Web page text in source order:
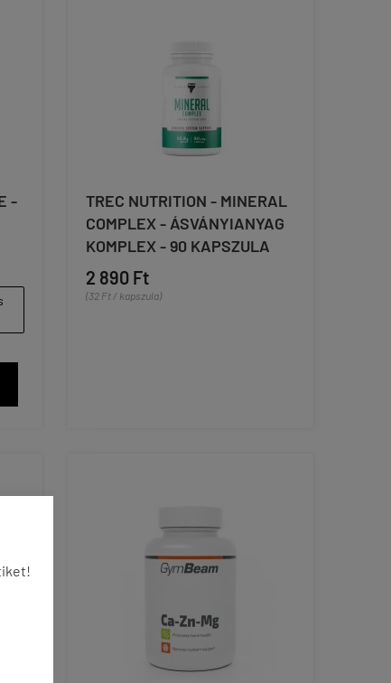
-
TREC NUTRITION - MINERAL
COMPLEX - ÁSVÁNYIANYAG
KOMPLEX - 90 KAPSZULA
2 890 Ft
(32 Ft / kapszula)